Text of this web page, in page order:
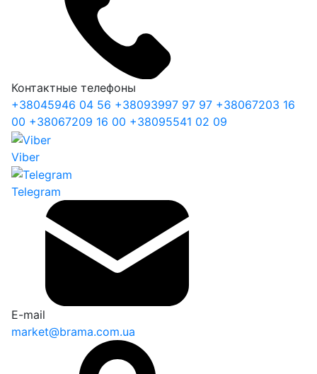
Контактные телефоны
+38045946 04 56 +38093997 97 97 +38067203 16
00 +38067209 16 00 +38095541 02 09
Viber
Telegram
E-mail
market@brama.com.ua